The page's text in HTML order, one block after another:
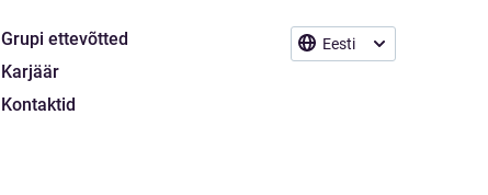
Eesti
Grupi ettevõtted
Karjäär
Kontaktid